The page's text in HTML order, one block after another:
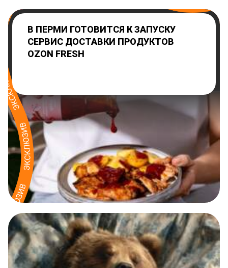
В ПЕРМИ ГОТОВИТСЯ К ЗАПУСКУ
СЕРВИС ДОСТАВКИ ПРОДУКТОВ
OZON FRESH